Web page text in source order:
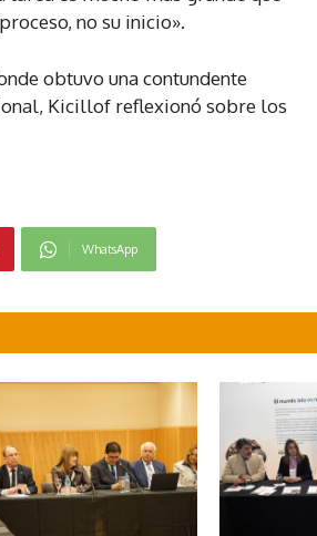
no su inicio».
obtuvo una contundente
Kicillof reflexionó sobre los
WhatsApp